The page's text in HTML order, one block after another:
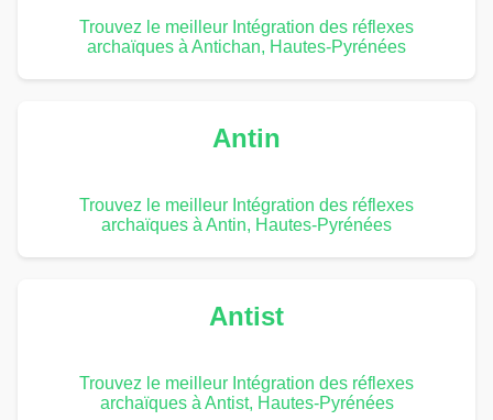
Trouvez le meilleur Intégration des réflexes
archaïques à Antichan, Hautes-Pyrénées
Antin
Trouvez le meilleur Intégration des réflexes
archaïques à Antin, Hautes-Pyrénées
Antist
Trouvez le meilleur Intégration des réflexes
archaïques à Antist, Hautes-Pyrénées